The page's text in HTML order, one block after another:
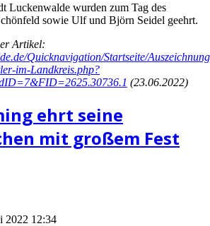
Luckenwalde wurden zum Tag des
sowie Ulf und Björn Seidel geehrt.
Artikel:
Quicknavigation/Startseite/
im-Landkreis.php?
(23.06.2022)
ehrt seine
mit großem Fest
2022 12:34